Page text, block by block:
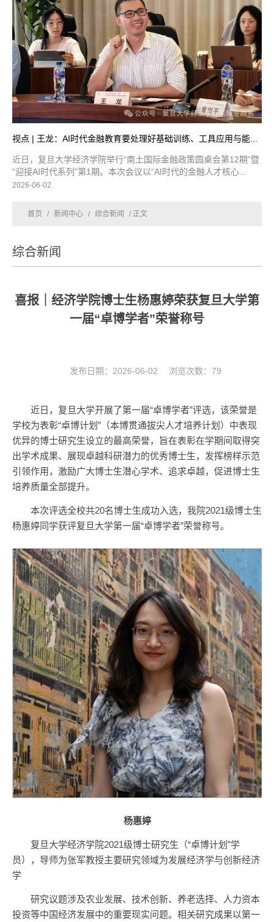
视点 | 王龙：AI时代金融教育要处理好基础训练、工具应用与能...
近日，复旦大学经济学院举行“南土国际金融政策圆桌会第12期”暨
“迎接AI时代系列”第1期。本次会议以“AI时代的金融人才核心...
2026-06-02
首页 / 新闻中心 / 综合新闻 / 正文
综合新闻
喜报｜经济学院博士生杨惠婷荣获复旦大学第
一届“卓博学者”荣誉称号
发布日期：2026-06-02 浏览次数： 79
近日，复旦大学开展了第一届“卓博学者”评选，该荣誉是
学校为表彰“卓博计划”（本博贯通拔尖人才培养计划）中表现
优异的博士研究生设立的最高荣誉，旨在表彰在学期间取得突
出学术成果、展现卓越科研潜力的优秀博士生，发挥榜样示范
引领作用，激励广大博士生潜心学术、追求卓越，促进博士生
培养质量全部提升。
本次评选全校共20名博士生成功入选，我院2021级博士生
杨惠婷同学获评复旦大学第一届“卓博学者”荣誉称号。
杨惠婷
复旦大学经济学院2021级博士研究生（“卓博计划”学
员），导师为张军教授主要研究领域为发展经济学与创新经济
学
研究议题涉及农业发展、技术创新、养老选择、人力资本
投资等中国经济发展中的重要现实问题。相关研究成果以第一